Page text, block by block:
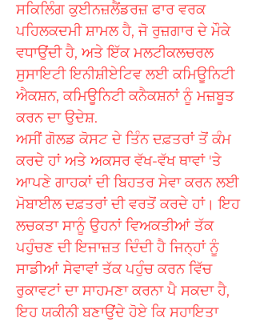
ਸਕਿਲਿੰਗ ਕੁਈਨਜ਼ਲੈਂਡਰਜ਼ ਫਾਰ ਵਰਕ
ਪਹਿਲਕਦਮੀ ਸ਼ਾਮਲ ਹੈ, ਜੋ ਰੁਜ਼ਗਾਰ ਦੇ ਮੌਕੇ
ਵਧਾਉਂਦੀ ਹੈ, ਅਤੇ ਇੱਕ ਮਲਟੀਕਲਚਰਲ
ਸੁਸਾਇਟੀ ਇਨੀਸ਼ੀਏਟਿਵ ਲਈ ਕਮਿਊਨਿਟੀ
ਐਕਸ਼ਨ, ਕਮਿਊਨਿਟੀ ਕਨੈਕਸ਼ਨਾਂ ਨੂੰ ਮਜ਼ਬੂਤ
ਕਰਨ ਦਾ ਉਦੇਸ਼.
ਅਸੀਂ ਗੋਲਡ ਕੋਸਟ ਦੇ ਤਿੰਨ ਦਫ਼ਤਰਾਂ ਤੋਂ ਕੰਮ
ਕਰਦੇ ਹਾਂ ਅਤੇ ਅਕਸਰ ਵੱਖ-ਵੱਖ ਥਾਵਾਂ 'ਤੇ
ਆਪਣੇ ਗਾਹਕਾਂ ਦੀ ਬਿਹਤਰ ਸੇਵਾ ਕਰਨ ਲਈ
ਮੋਬਾਈਲ ਦਫ਼ਤਰਾਂ ਦੀ ਵਰਤੋਂ ਕਰਦੇ ਹਾਂ। ਇਹ
ਲਚਕਤਾ ਸਾਨੂੰ ਉਹਨਾਂ ਵਿਅਕਤੀਆਂ ਤੱਕ
ਪਹੁੰਚਣ ਦੀ ਇਜਾਜ਼ਤ ਦਿੰਦੀ ਹੈ ਜਿਨ੍ਹਾਂ ਨੂੰ
ਸਾਡੀਆਂ ਸੇਵਾਵਾਂ ਤੱਕ ਪਹੁੰਚ ਕਰਨ ਵਿੱਚ
ਰੁਕਾਵਟਾਂ ਦਾ ਸਾਹਮਣਾ ਕਰਨਾ ਪੈ ਸਕਦਾ ਹੈ,
ਇਹ ਯਕੀਨੀ ਬਣਾਉਂਦੇ ਹੋਏ ਕਿ ਸਹਾਇਤਾ